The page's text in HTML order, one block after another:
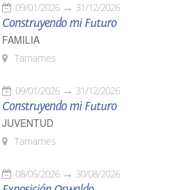
09/01/2026 31/12/2026
Construyendo mi Futuro
FAMILIA
Tamames
09/01/2026 31/12/2026
Construyendo mi Futuro
JUVENTUD
Tamames
08/05/2026 30/08/2026